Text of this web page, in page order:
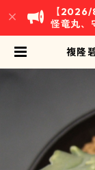
【2026/
怪竜丸、
複隆